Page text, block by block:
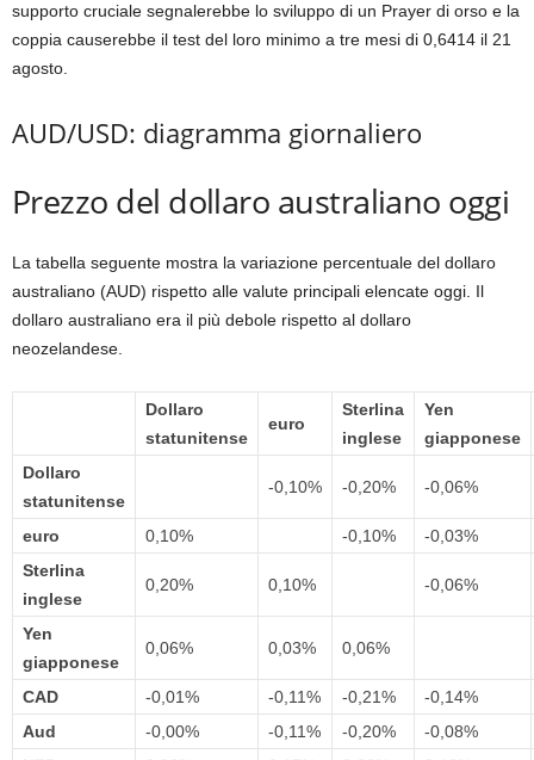
supporto cruciale segnalerebbe lo sviluppo di un Prayer di orso e la
coppia causerebbe il test del loro minimo a tre mesi di 0,6414 il 21
agosto.
AUD/USD: diagramma giornaliero
Prezzo del dollaro australiano oggi
La tabella seguente mostra la variazione percentuale del dollaro
australiano (AUD) rispetto alle valute principali elencate oggi. Il
dollaro australiano era il più debole rispetto al dollaro
neozelandese.
Dollaro
statunitense
euro
Sterlina
inglese
Yen
giapponese
Dollaro
statunitense
-0,10% -0,20% -0,06%
euro 0,10% -0,10%
-0,03%
Sterlina
inglese
0,20% 0,10% -0,06%
Yen
giapponese
0,06% 0,03% 0,06%
CAD -0,01% -0,11% -0,21%
-0,14%
Aud
-0,00% -0,11% -0,20%
-0,08%